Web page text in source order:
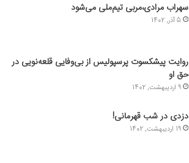
سهراب مرادی،مربی تیم‌ملی می‌شود
5 آذر, 1402
روایت پیشکسوت پرسپولیس از بی‌وفایی قلعه‌نویی در
حق او
9 اردیبهشت, 1402
دزدی در شب قهرمانی!
19 اردیبهشت, 1402